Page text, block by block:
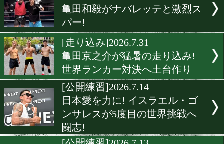
▶ 新着 KO KiNG
[海外合宿情報]2026.8.8
亀田和毅がナバレッテと激
パー!
[走り込み]2026.7.31
亀田京之介が猛暑の走り込
世界ランカー対決へ土台作